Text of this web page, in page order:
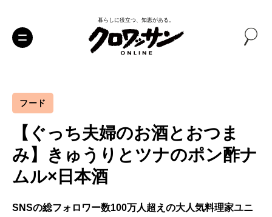
暮らしに役立つ、知恵がある。
フード
【ぐっち夫婦のお酒とおつま
み】きゅうりとツナのポン酢ナ
ムル×日本酒
SNSの総フォロワー数100万人超えの大人気料理家ユニ